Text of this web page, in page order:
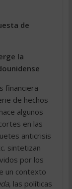
de
la
financiera
de hechos
algunos
en las
anticrisis
sintetizan
por los
un contexto
, las políticas